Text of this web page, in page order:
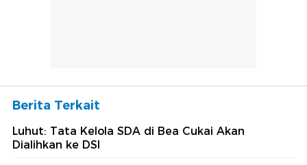
Berita Terkait
Luhut: Tata Kelola SDA di Bea Cukai Akan
Dialihkan ke DSI